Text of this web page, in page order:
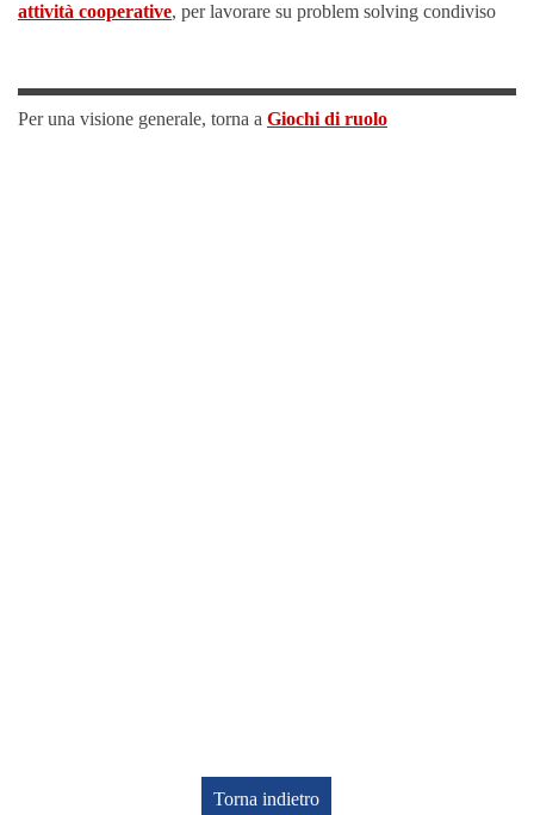
attività cooperative, per lavorare su problem solving condiviso
Per una visione generale, torna a Giochi di ruolo